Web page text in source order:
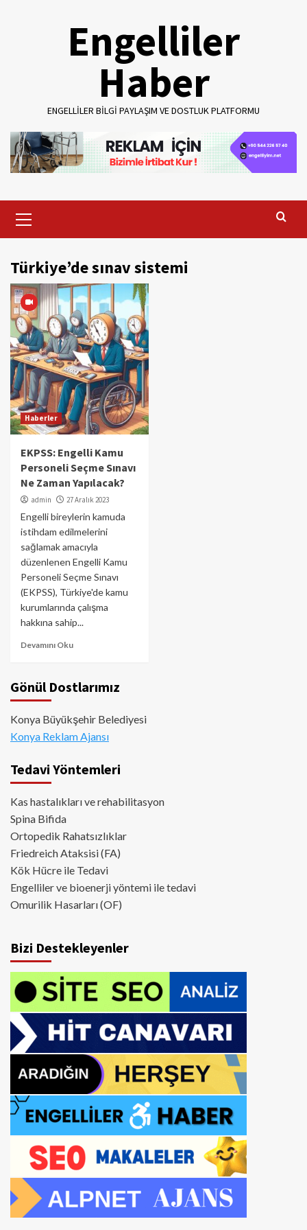
Engelliler
Haber
ENGELLILER BILGI PAYLAŞIM VE DOSTLUK PLATFORMU
Menu
Türkiye’de sınav sistemi
Haberler
EKPSS: Engelli Kamu
Personeli Seçme Sınavı
Ne Zaman Yapılacak?
admin 27 Aralık 2023
Engelli bireylerin kamuda
istihdam edilmelerini
sağlamak amacıyla
düzenlenen Engelli Kamu
Personeli Seçme Sınavı
(EKPSS), Türkiye'de kamu
kurumlarında çalışma
hakkına sahip...
Devamını Oku
Gönül Dostlarımız
Konya Büyükşehir Belediyesi
Konya Reklam Ajansı
Tedavi Yöntemleri
Kas hastalıkları ve rehabilitasyon
Spina Bifida
Ortopedik Rahatsızlıklar
Friedreich Ataksisi (FA)
Kök Hücre ile Tedavi
Engelliler ve bioenerji yöntemi ile tedavi
Omurilik Hasarları (OF)
Bizi Destekleyenler